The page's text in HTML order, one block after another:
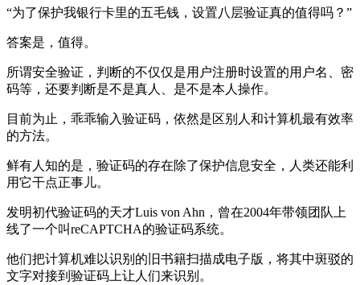
“为了保护我银行卡里的五毛钱，设置八层验证真的值得吗？”
答案是，值得。
所谓安全验证，判断的不仅仅是用户注册时设置的用户名、密
码等，还要判断是不是真人、是不是本人操作。
目前为止，乖乖输入验证码，依然是区别人和计算机最有效率
的方法。
鲜有人知的是，验证码的存在除了保护信息安全，人类还能利
用它干点正事儿。
发明初代验证码的天才Luis von Ahn，曾在2004年带领团队上
线了一个叫reCAPTCHA的验证码系统。
他们把计算机难以识别的旧书籍扫描成电子版，将其中斑驳的
文字对接到验证码上让人们来识别。